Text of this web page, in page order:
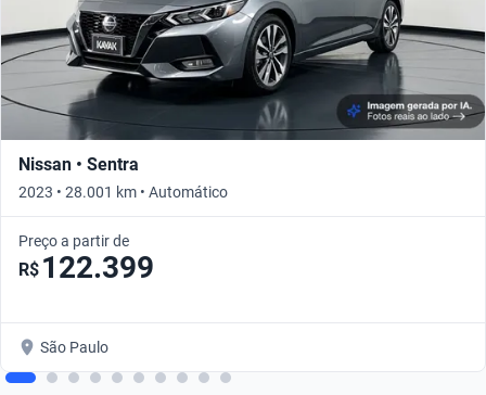
Nissan • Sentra
2023 • 28.001 km • Automático
Preço a partir de
R$ 122.399
São Paulo